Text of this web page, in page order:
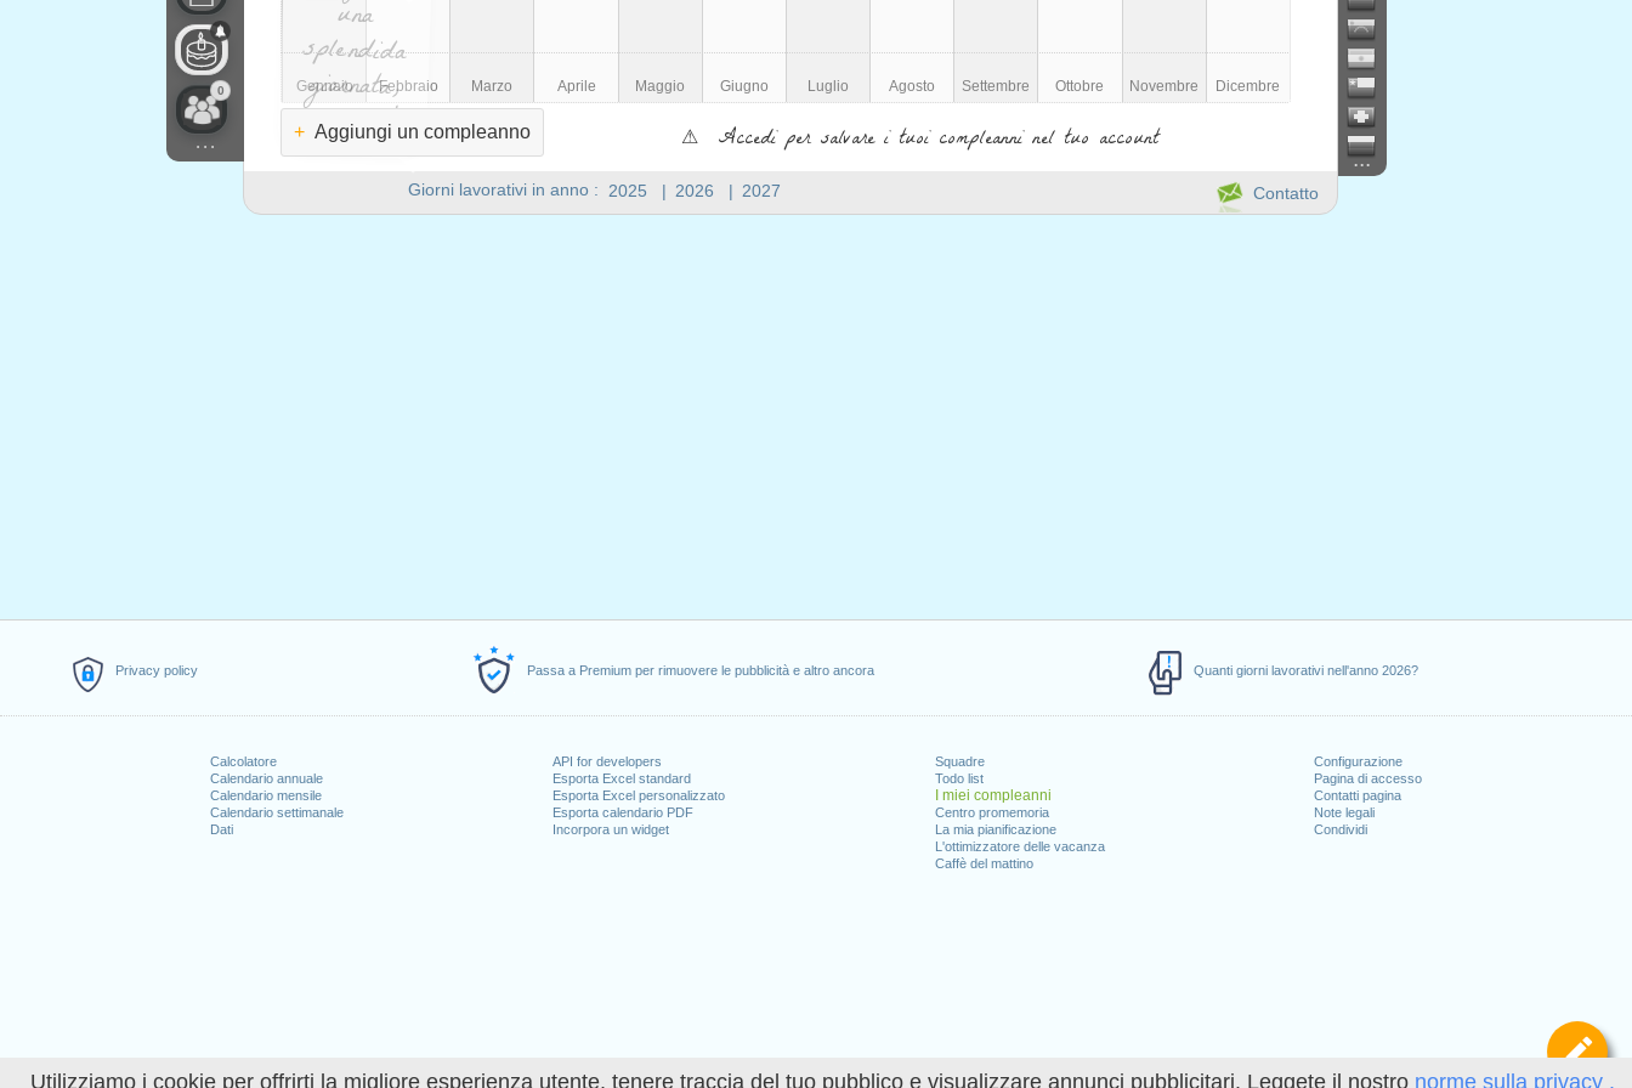
Utilizziamo i cookie per offrirti la migliore esperienza utente, tenere traccia del tuo pubblico e visualizzare annunci pubblicitari. Leggete il nostro norme sulla privacy .
Privacy policy Passa a Premium per rimuovere le pubblicità e altro ancora Quanti giorni lavorativi nell'anno 2026?
Calcolatore
Calendario annuale
Calendario mensile
Calendario settimanale
Dati
API for developers
Esporta Excel standard
Esporta Excel personalizzato
Esporta calendario PDF
Incorpora un widget
Squadre
Todo list
I miei compleanni
Centro promemoria
La mia pianificazione
L'ottimizzatore delle vacanza
Caffè del mattino
Configurazione
Pagina di accesso
Contatti pagina
Note legali
Condividi
0
...
Giorni lavorativi in anno : 2025 | 2026 | 2027
...
Contatto
una
goditela!
Gennaio Febbraio Marzo Aprile Maggio Giugno Luglio Agosto Settembre Ottobre Novembre Dicembre
+ Aggiungi un compleanno ⚠ Accedi per salvare i tuoi compleanni nel tuo account